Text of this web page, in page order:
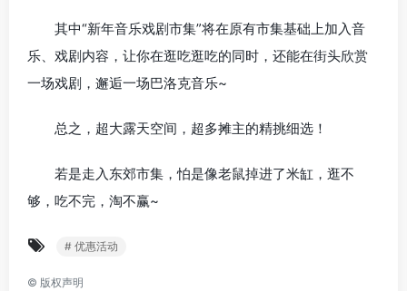
其中“新年音乐戏剧市集”将在原有市集基础上加入音
乐、戏剧内容，让你在逛吃逛吃的同时，还能在街头欣赏
一场戏剧，邂逅一场巴洛克音乐~
总之，超大露天空间，超多摊主的精挑细选！
若是走入东郊市集，怕是像老鼠掉进了米缸，逛不
够，吃不完，淘不赢~
# 优惠活动
© 版权声明